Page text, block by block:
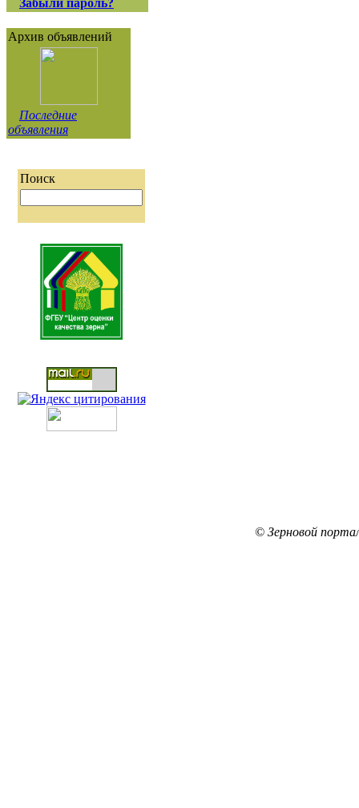
Забыли пароль?
Архив объявлений
Последние
объявления
Поиск
© Зерновой